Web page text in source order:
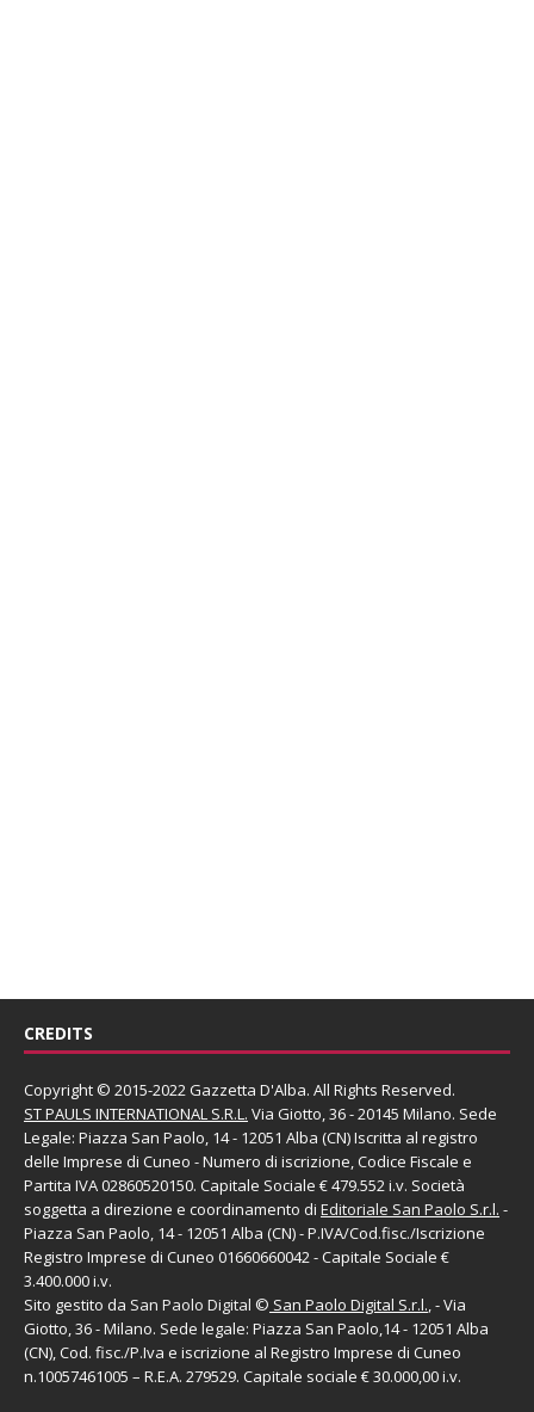
CREDITS
Copyright © 2015-2022 Gazzetta D'Alba. All Rights Reserved.
ST PAULS INTERNATIONAL S.R.L. Via Giotto, 36 - 20145 Milano. Sede
Legale: Piazza San Paolo, 14 - 12051 Alba (CN) Iscritta al registro
delle Imprese di Cuneo - Numero di iscrizione, Codice Fiscale e
Partita IVA 02860520150. Capitale Sociale € 479.552 i.v. Società
soggetta a direzione e coordinamento di Editoriale San Paolo S.r.l. -
Piazza San Paolo, 14 - 12051 Alba (CN) - P.IVA/Cod.fisc./Iscrizione
Registro Imprese di Cuneo 01660660042 - Capitale Sociale €
3.400.000 i.v.
Sito gestito da San Paolo Digital © San Paolo Digital S.r.l., - Via
Giotto, 36 - Milano. Sede legale: Piazza San Paolo,14 - 12051 Alba
(CN), Cod. fisc./P.Iva e iscrizione al Registro Imprese di Cuneo
n.10057461005 – R.E.A. 279529. Capitale sociale € 30.000,00 i.v.